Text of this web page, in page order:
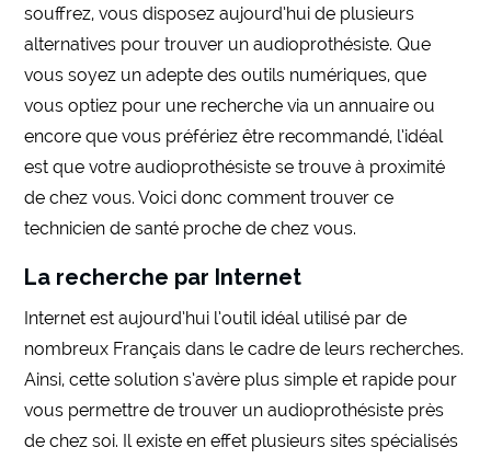
souffrez, vous disposez aujourd’hui de plusieurs
alternatives pour trouver un audioprothésiste. Que
vous soyez un adepte des outils numériques, que
vous optiez pour une recherche via un annuaire ou
encore que vous préfériez être recommandé, l’idéal
est que votre audioprothésiste se trouve à proximité
de chez vous. Voici donc comment trouver ce
technicien de santé proche de chez vous.
La recherche par Internet
Internet est aujourd’hui l’outil idéal utilisé par de
nombreux Français dans le cadre de leurs recherches.
Ainsi, cette solution s’avère plus simple et rapide pour
vous permettre de trouver un audioprothésiste près
de chez soi. Il existe en effet plusieurs sites spécialisés